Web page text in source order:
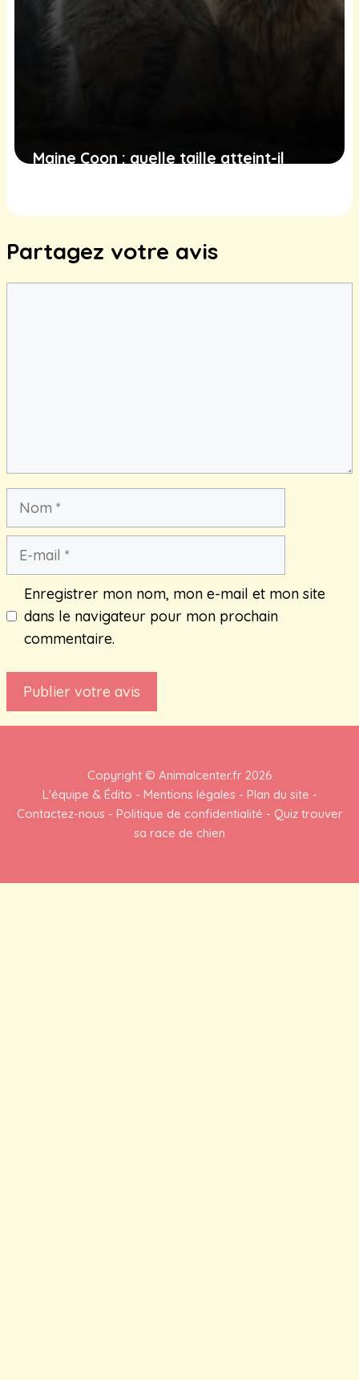
Maine Coon : quelle taille atteint-il
Partagez votre avis
Nom
Enregistrer mon nom, mon e-mail et mon site
dans le navigateur pour mon prochain
commentaire.
Copyright © Animalcenter.fr 2026
L'équipe & Édito - Mentions légales - Plan du site -
Contactez-nous - Politique de confidentialité - Quiz trouver
sa race de chien